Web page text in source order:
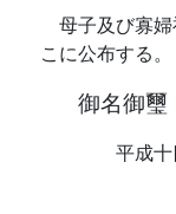
母子及び寡
こに公布する。
御名御璽
平成